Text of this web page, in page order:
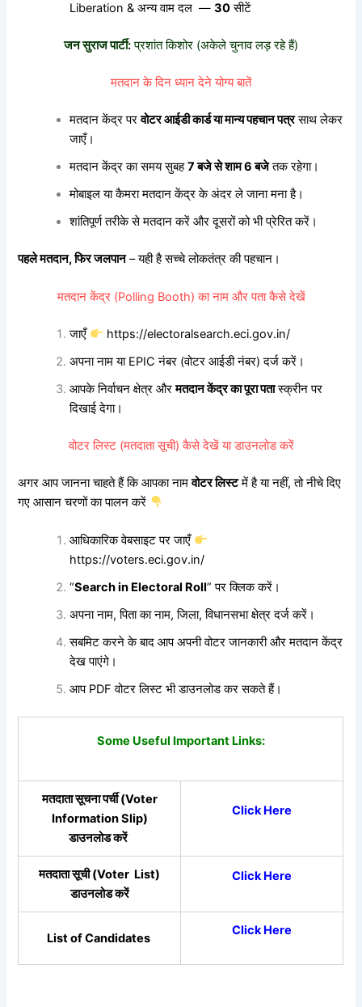
Liberation & अन्य वाम दल —30सीटें
जन सुराज पार्टी:प्रशांत किशोर (अकेले चुनाव लड़ रहे हैं)
मतदान के दिन ध्यान देने योग्य बातें
मतदान केंद्र परवोटर आईडी कार्ड या मान्य पहचान पत्रसाथ लेकर
जाएँ।
मतदान केंद्र का समय सुबह7 बजे से शाम 6 बजेतक रहेगा।
मोबाइल या कैमरा मतदान केंद्र के अंदर ले जाना मना है।
शांतिपूर्ण तरीके से मतदान करें और दूसरों को भी प्रेरित करें।
पहले मतदान, फिर जलपान– यही है सच्चे लोकतंत्र की पहचान।
मतदान केंद्र (Polling Booth) का नाम और पता कैसे देखें
जाएँ
https://electoralsearch.eci.gov.in/
अपना नाम या EPIC नंबर (वोटर आईडी नंबर) दर्ज करें।
आपके निर्वाचन क्षेत्र औरमतदान केंद्र का पूरा पतास्क्रीन पर
दिखाई देगा।
वोटर लिस्ट (मतदाता सूची) कैसे देखें या डाउनलोड करें
अगर आप जानना चाहते हैं कि आपका नामवोटर लिस्टमें है या नहीं, तो नीचे दिए
गए आसान चरणों का पालन करें
आधिकारिक वेबसाइट पर जाएँ
https://voters.eci.gov.in/
“Search in Electoral Roll” पर क्लिक करें।
अपना नाम, पिता का नाम, जिला, विधानसभा क्षेत्र दर्ज करें।
सबमिट करने के बाद आप अपनी वोटर जानकारी और मतदान केंद्र
देख पाएंगे।
आप PDF वोटर लिस्ट भी डाउनलोड कर सकते हैं।
Some Useful Important Links:
मतदाता सूचना पर्ची (Voter
Information Slip)
डाउनलोड करें
Click Here
मतदाता सूची (Voter List)
डाउनलोड करें
Click Here
List of Candidates
Click Here